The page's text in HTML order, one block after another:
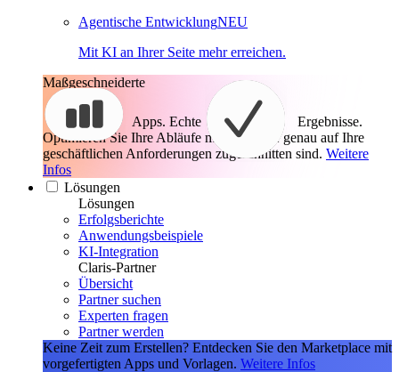
Agentische EntwicklungNEU
Mit KI an Ihrer Seite mehr erreichen.
Maßgeschneiderte
Apps. Echte
Ergebnisse.
Optimieren Sie Ihre Abläufe mit Apps, die genau auf Ihre
geschäftlichen Anforderungen zugeschnitten sind. Weitere
Infos
Lösungen
Lösungen
Erfolgsberichte
Anwendungsbeispiele
KI-Integration
Claris-Partner
Übersicht
Partner suchen
Experten fragen
Partner werden
Keine Zeit zum Erstellen? Entdecken Sie den Marketplace mit
vorgefertigten Apps und Vorlagen. Weitere Infos